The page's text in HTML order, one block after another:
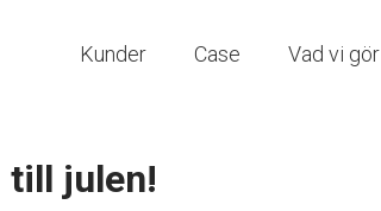
Kunder Case Vad vi gör
till julen!